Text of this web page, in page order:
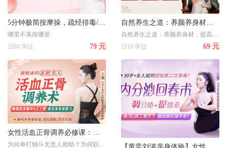
哪里不美按哪里
2388 学过
79 元
2310 学过
69 元
女性活血正骨调养必修课：从根源上缓解衰老伤痛，重获身体活力
为何单打独斗无贵人相助？为何职场晋升无望？为何经常被小人陷害，10000+好评的借力成事24计：会说话/懂人情/会处事，轻松走捷径搞定所有事！